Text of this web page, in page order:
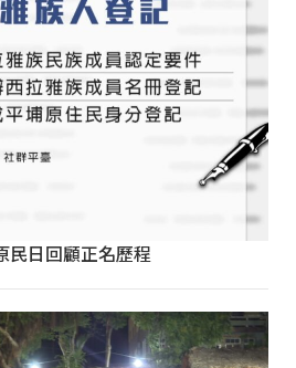
民日回顧正名歷程